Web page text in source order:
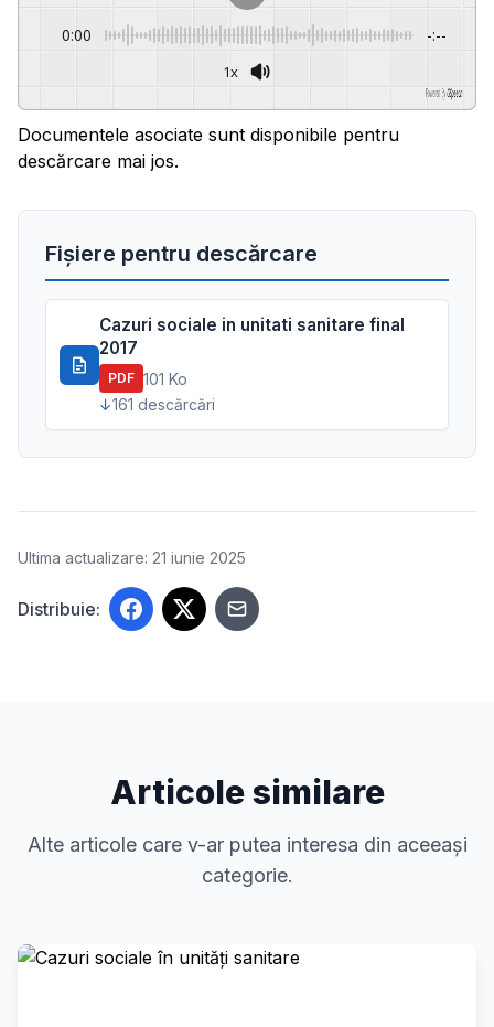
0:00 -:--
1x
GSpeech
Documentele asociate sunt disponibile pentru
descărcare mai jos.
Fișiere pentru descărcare
Cazuri sociale in unitati sanitare final
2017
PDF 101 Ko
161 descărcări
Ultima actualizare: 21 iunie 2025
Distribuie:
Articole similare
Alte articole care v-ar putea interesa din aceeași
categorie.